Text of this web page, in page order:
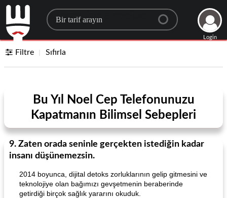
Search for a recipe
Login
Filtre Sıfırla
Bu Yıl Noel Cep Telefonunuzu
Kapatmanın Bilimsel Sebepleri
9. Zaten orada seninle gerçekten istediğin kadar
insanı düşünemezsin.
2014 boyunca, dijital detoks zorluklarının gelip gitmesini ve
teknolojiye olan bağımızı gevşetmenin beraberinde
getirdiği birçok sağlık yararını okuduk.